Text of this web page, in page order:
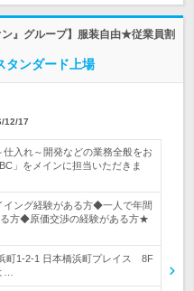
』グループ】服装自由★従業員割
タンダード上場
12/17
仕入れ～開発などの業務全般をお
」をメインに担当いただきま
イング経験がある方◆一人で年間
方◆原価交渉の経験がある方★
町1-2-1 日本橋浜町プレイス 8F
…